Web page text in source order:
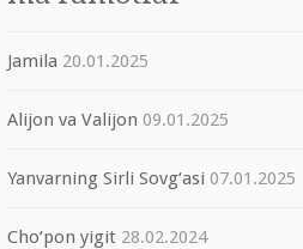
Jamila 20.01.2025
Alijon va Valijon 09.01.2025
Yanvarning Sirli Sovg‘asi 07.01.2025
Cho‘pon yigit 28.02.2024